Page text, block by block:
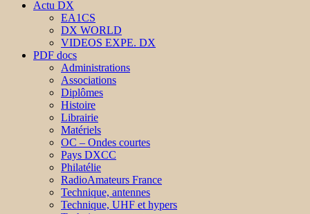
Actu DX
EA1CS
DX WORLD
VIDEOS EXPE. DX
PDF docs
Administrations
Associations
Diplômes
Histoire
Librairie
Matériels
OC – Ondes courtes
Pays DXCC
Philatélie
RadioAmateurs France
Technique, antennes
Technique, UHF et hypers